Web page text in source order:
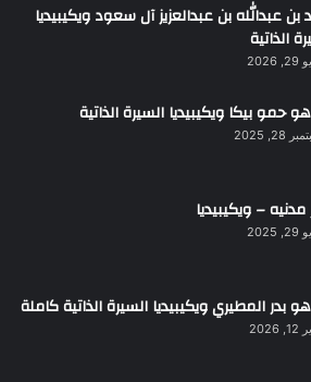
عبدالله بن عبدالعزيز آل سعود ويكيبيديا
الذاتية
حمو بيكا ويكيبيديا السيرة الذاتية
28, 2025
– ويكيبيديا
بدر المطيري ويكيبيديا السيرة الذاتية كاملة